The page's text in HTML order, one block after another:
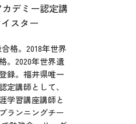
デミー認定講
スター
格。2018年世界
。2020年世界遺
録。福井県唯一
定講師として、
学習講座講師と
ランニングチー